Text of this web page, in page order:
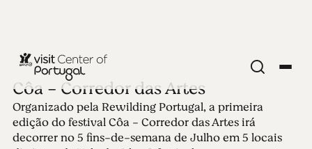
Edição 75 - Côa -
Côa - Corredor das Artes
Organizado pela Rewilding Portugal, a primeira
edição do festival Côa - Corredor das Artes irá
decorrer no 5 fins-de-semana de Julho em 5 locais